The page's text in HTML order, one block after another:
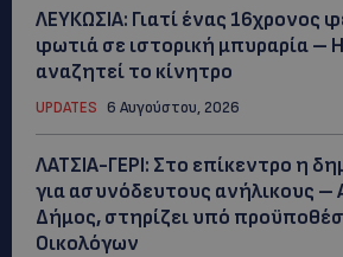
ΛΕΥΚΩΣΙΑ: Γιατί ένας 16χρονος
φωτιά σε ιστορική μπυραρία –
αναζητεί το κίνητρο
UPDATES 6 Αυγούστου, 2026
ΛΑΤΣΙΑ-ΓΕΡΙ: Στο επίκεντρο η
για ασυνόδευτους ανήλικους –
Δήμος, στηρίζει υπό
Οικολόγων